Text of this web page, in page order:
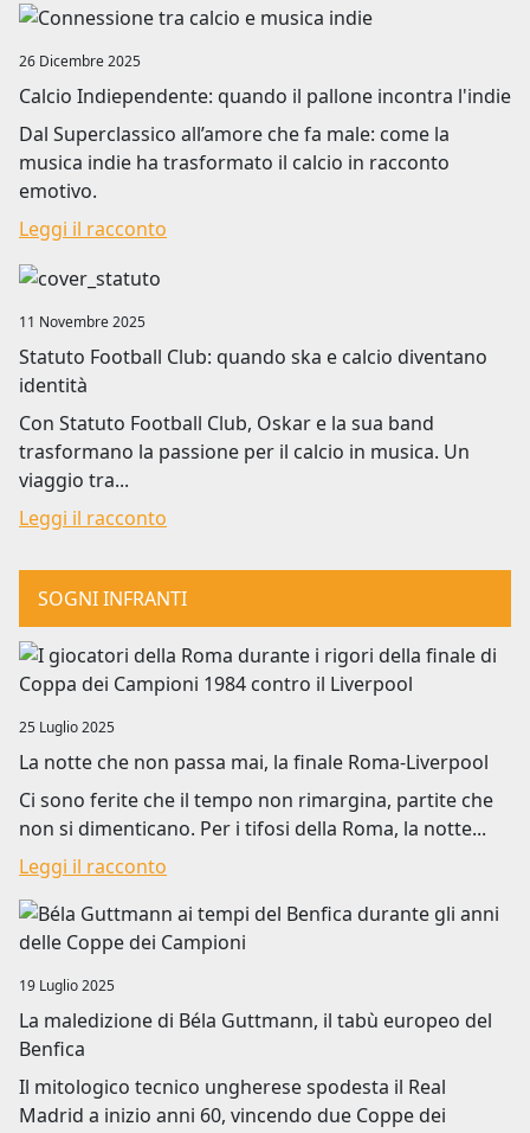
Image
26 Dicembre 2025
Calcio Indiependente: quando il pallone incontra l'indie
Dal Superclassico all’amore che fa male: come la
musica indie ha trasformato il calcio in racconto
emotivo.
Leggi il racconto
Image
11 Novembre 2025
Statuto Football Club: quando ska e calcio diventano
identità
Con Statuto Football Club, Oskar e la sua band
trasformano la passione per il calcio in musica. Un
viaggio tra...
Leggi il racconto
SOGNI INFRANTI
Image
25 Luglio 2025
La notte che non passa mai, la finale Roma-Liverpool
Ci sono ferite che il tempo non rimargina, partite che
non si dimenticano. Per i tifosi della Roma, la notte...
Leggi il racconto
Image
19 Luglio 2025
La maledizione di Béla Guttmann, il tabù europeo del
Benfica
Il mitologico tecnico ungherese spodesta il Real
Madrid a inizio anni 60, vincendo due Coppe dei